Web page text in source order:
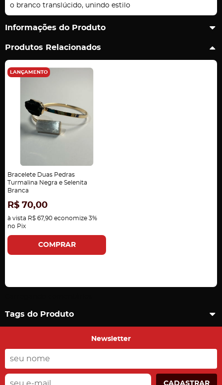
o branco translúcido, unindo estilo
Informações do Produto
Produtos Relacionados
LANÇAMENTO
Bracelete Duas Pedras
Turmalina Negra e Selenita
Branca
R$ 70,00
à vista R$ 67,90 economize 3%
no Pix
COMPRAR
Tags do Produto
Newsletter